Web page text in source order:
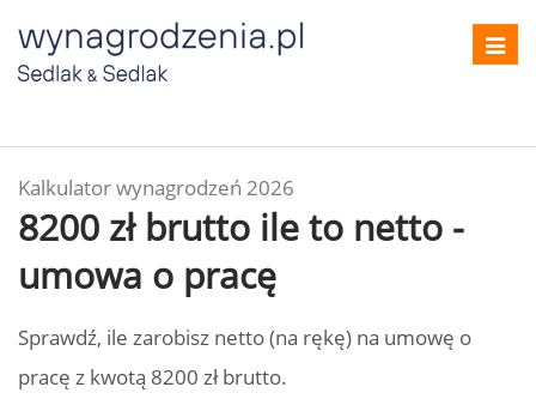
Kalkulator wynagrodzeń 2026
8200 zł brutto ile to netto -
umowa o pracę
Sprawdź, ile zarobisz netto (na rękę) na umowę o
pracę z kwotą 8200 zł brutto.